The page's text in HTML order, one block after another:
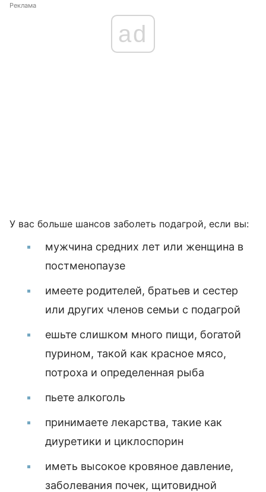
Реклама
ad
У вас больше шансов заболеть подагрой, если вы:
мужчина средних лет или женщина в
постменопаузе
имеете родителей, братьев и сестер
или других членов семьи с подагрой
ешьте слишком много пищи, богатой
пурином, такой как красное мясо,
потроха и определенная рыба
пьете алкоголь
принимаете лекарства, такие как
диуретики и циклоспорин
иметь высокое кровяное давление,
заболевания почек, щитовидной